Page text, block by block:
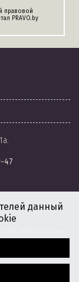
правовой
PRAVO.by
47
данный